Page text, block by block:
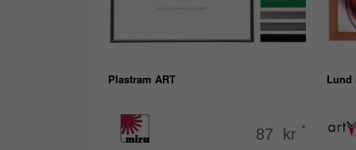
Plastram ART
87 kr *
Lund